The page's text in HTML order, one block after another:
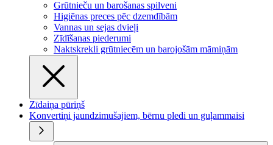
Grūtnieču un barošanas spilveni
Higiēnas preces pēc dzemdībām
Vannas un sejas dvieļi
Zīdīšanas piederumi
Naktskrekli grūtniecēm un barojošām māmiņām
Zīdaiņa pūriņš
Konvertiņi jaundzimušajiem, bērnu pledi un guļammaisi